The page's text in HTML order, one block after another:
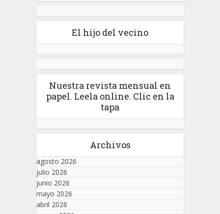
El hijo del vecino
Nuestra revista mensual en
papel. Leela online. Clic en la
tapa
Archivos
agosto 2026
julio 2026
junio 2026
mayo 2026
abril 2026